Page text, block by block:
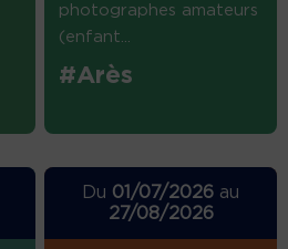
photographes amateurs
(enfant...
#Arès
Du 01/07/2026 au
27/08/2026